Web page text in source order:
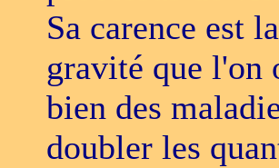
Sa carence est
gravité que l'on
bien des
doubler les